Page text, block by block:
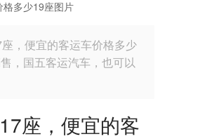
多少19座图片
，便宜的客运车价格多少
，国五客运汽车，也可以
座，便宜的客